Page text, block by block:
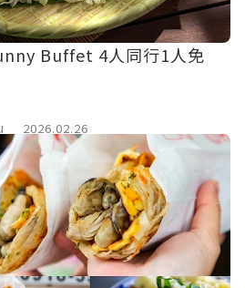
Buffet 4人同行1人免
2026.02.26